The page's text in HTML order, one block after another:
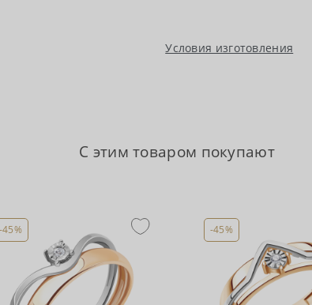
Условия изготовления
С этим товаром покупают
45% -45%